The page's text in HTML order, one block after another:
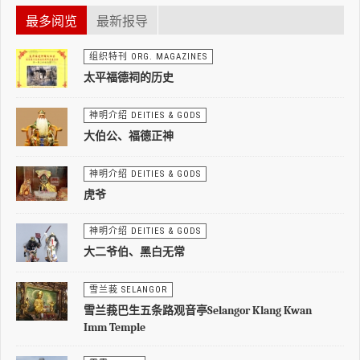
最多阅览 最新报导
组织特刊 ORG. MAGAZINES
太平福德祠的历史
神明介绍 DEITIES & GODS
大伯公、福德正神
神明介绍 DEITIES & GODS
虎爷
神明介绍 DEITIES & GODS
大二爷伯、黑白无常
雪兰莪 SELANGOR
雪兰莪巴生五条路观音亭Selangor Klang Kwan
Imm Temple